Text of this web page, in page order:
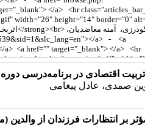
‌اقتصادی در برنامه‌درسی
صمدی، عادل پیغامی
بر انتظارات فرزندان از والدین